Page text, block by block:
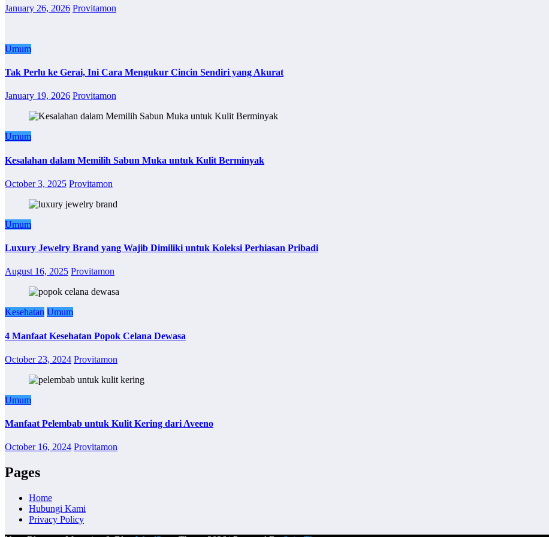
January 26, 2026 Provitamon
Umum
Tak Perlu ke Gerai, Ini Cara Mengukur Cincin Sendiri yang Akurat
January 19, 2026 Provitamon
Umum
Kesalahan dalam Memilih Sabun Muka untuk Kulit Berminyak
October 3, 2025 Provitamon
Umum
Luxury Jewelry Brand yang Wajib Dimiliki untuk Koleksi Perhiasan Pribadi
August 16, 2025 Provitamon
Kesehatan Umum
4 Manfaat Kesehatan Popok Celana Dewasa
October 23, 2024 Provitamon
Umum
Manfaat Pelembab untuk Kulit Kering dari Aveeno
October 16, 2024 Provitamon
Pages
Home
Hubungi Kami
Privacy Policy